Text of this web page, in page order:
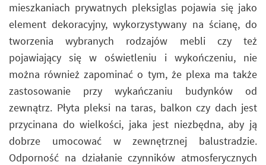
mieszkaniach prywatnych pleksiglas pojawia się jako
element dekoracyjny, wykorzystywany na ścianę, do
tworzenia wybranych rodzajów mebli czy też
pojawiający się w oświetleniu i wykończeniu, nie
można również zapominać o tym, że plexa ma także
zastosowanie przy wykańczaniu budynków od
zewnątrz. Płyta pleksi na taras, balkon czy dach jest
przycinana do wielkości, jaka jest niezbędna, aby ją
dobrze umocować w zewnętrznej balustradzie.
Odporność na działanie czynników atmosferycznych